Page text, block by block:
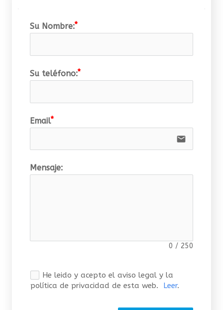
Su Nombre:
Su teléfono:
Email
email
Mensaje:
0 / 250
He leido y acepto el aviso legal y la
política de privacidad de esta web. Leer.